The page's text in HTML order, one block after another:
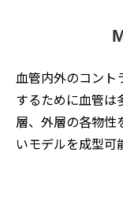
血管内外のコント
するために血管は
層、外層の各物性
いモデルを成型可